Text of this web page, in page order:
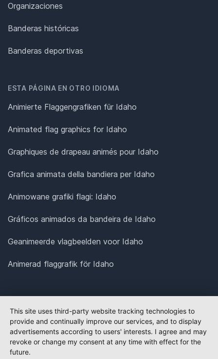
Organizaciones
Banderas históricas
Banderas deportivas
ESTA PÁGINA EN OTRO IDIOMA
Animierte Flaggengrafiken für Idaho
Animated flag graphics for Idaho
Graphiques de drapeau animés pour Idaho
Grafica animata della bandiera per Idaho
Animowane grafiki flagi: Idaho
Gráficos animados da bandeira de Idaho
Geanimeerde vlagbeelden voor Idaho
Animerad flaggrafik för Idaho
This site uses third-party website tracking technologies to
provide and continually improve our services, and to display
advertisements according to users' interests. I agree and may
revoke or change my consent at any time with effect for the
future.